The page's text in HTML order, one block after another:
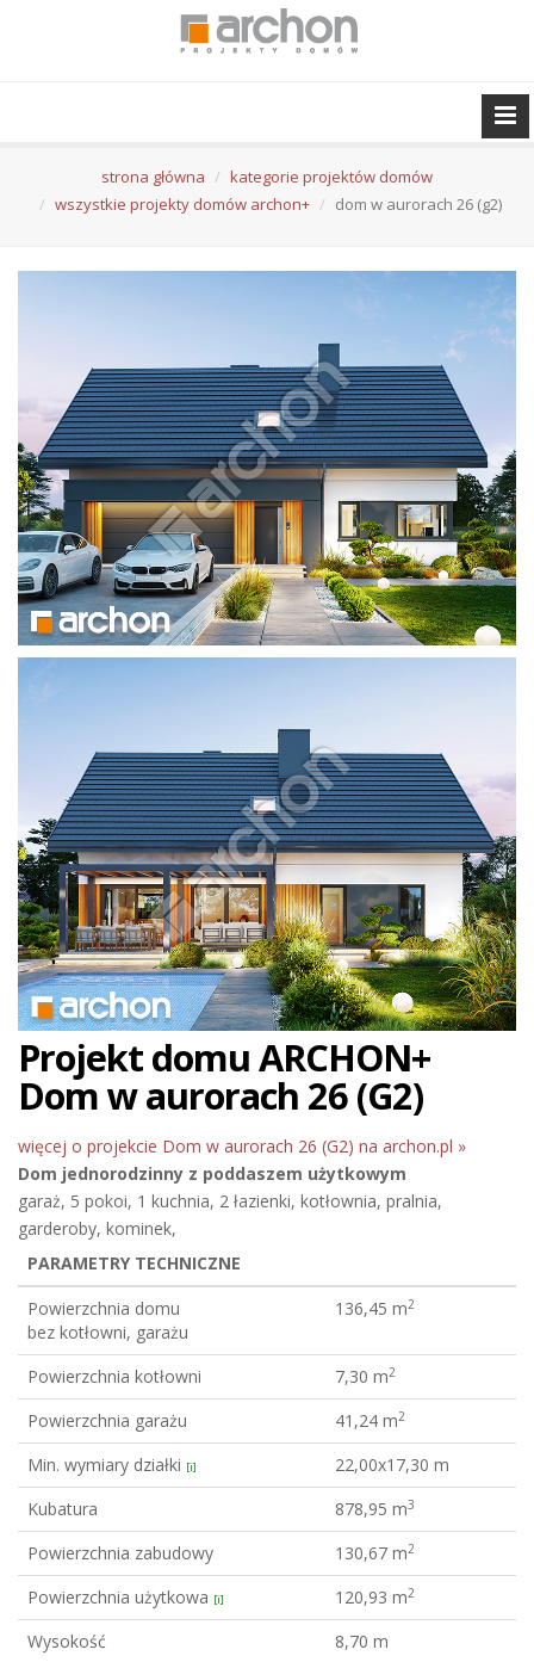
strona główna
kategorie projektów domów
wszystkie projekty domów archon+
dom w aurorach 26 (g2)
Projekt domu ARCHON+
Dom w aurorach 26 (G2)
więcej o projekcie Dom w aurorach 26 (G2) na archon.pl »
Dom jednorodzinny z poddaszem użytkowym
garaż, 5 pokoi, 1 kuchnia, 2 łazienki, kotłownia, pralnia,
garderoby, kominek,
PARAMETRY TECHNICZNE
Powierzchnia domu
bez kotłowni, garażu
136,45 m2
Powierzchnia kotłowni 7,30 m2
Powierzchnia garażu 41,24 m2
Min. wymiary działki [i]
22,00x17,30 m
Kubatura
878,95 m3
Powierzchnia zabudowy 130,67 m2
Powierzchnia użytkowa [i] 120,93 m2
Wysokość 8,70 m